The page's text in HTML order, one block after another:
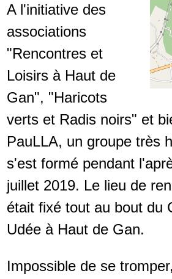
A l'initiative des
associations
"Rencontres et
Loisirs à Haut de
Gan", "Haricots
verts et Radis noirs" et
PauLLA, un groupe très
s'est formé pendant
juillet 2019. Le lieu de
était fixé tout au bout du
Udée à Haut de Gan.
Impossible de se